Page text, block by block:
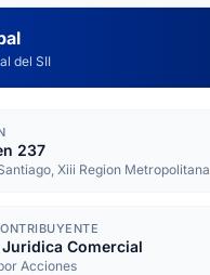
del SII
237
Xiii Region Metropolitana
Comercial
Acciones